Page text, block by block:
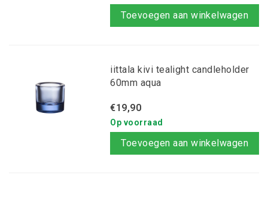
Toevoegen aan winkelwagen
iittala kivi tealight candleholder
60mm aqua
€19,90
Op voorraad
Toevoegen aan winkelwagen